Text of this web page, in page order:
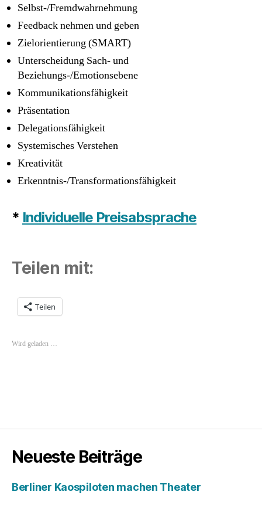
Selbst-/Fremdwahrnehmung
Feedback nehmen und geben
Zielorientierung (SMART)
Unterscheidung Sach- und
Beziehungs-/Emotionsebene
Kommunikationsfähigkeit
Präsentation
Delegationsfähigkeit
Systemisches Verstehen
Kreativität
Erkenntnis-/Transformationsfähigkeit
* Individuelle Preisabsprache
Teilen mit:
Teilen
Wird geladen …
Neueste Beiträge
Berliner Kaospiloten machen Theater